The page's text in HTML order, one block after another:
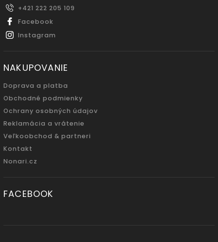
+421 222 205 109
Facebook
Instagram
NAKUPOVANIE
Doprava a platba
Obchodné podmienky
Ochrany osobných údajov
Reklamácia a vrátenie
Veľkoobchod & partneri
Kontakt
Nonari.cz
FACEBOOK